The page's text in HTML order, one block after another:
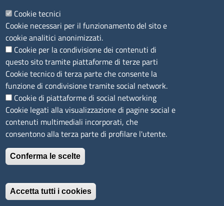
P.IVA01047570906
Codice Fiscale 80000930901
Codice Univoco per le fatture elettroniche
LINK UTILI
Segnalazione di illecito
Amministrazione Trasparente
Accesso riservato
Mappa del sito
È un servizio realizzato da
Cookie tecnici
Cookie necessari per il funzionamento del sito e
cookie analitici anonimizzati.
Cookie per la condivisione dei contenuti di
questo sito tramite piattaforme di terze parti
Cookie tecnico di terza parte che consente la
funzione di condivisione tramite social network.
Cookie di piattaforme di social networking
Cookie legati alla visualizzazione di pagine social e
contenuti multimediali incorporati, che
consentono alla terza parte di profilare l'utente.
Conferma le scelte
Accetta tutti i cookies